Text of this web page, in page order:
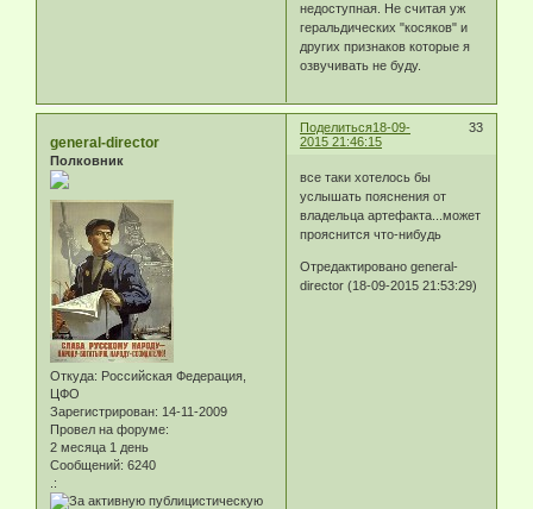
недоступная. Не считая уж
геральдических "косяков" и
других признаков которые я
озвучивать не буду.
Поделиться 33
18-09-
2015 21:46:15
general-director
Полковник
Откуда: Российская Федерация,
ЦФО
Зарегистрирован: 14-11-2009
Провел на форуме:
2 месяца 1 день
Сообщений: 6240
.:
все таки хотелось бы
услышать пояснения от
владельца артефакта...может
прояснится что-нибудь
Отредактировано general-
director (18-09-2015 21:53:29)